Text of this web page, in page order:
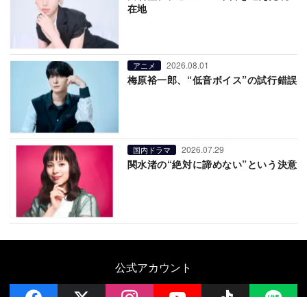
在地
アニメ 2026.08.01
梅原裕一郎、“低音ボイス”の試行錯誤
国内ドラマ 2026.07.29
関水渚の“絶対に諦めない”という決意
公式アカウント